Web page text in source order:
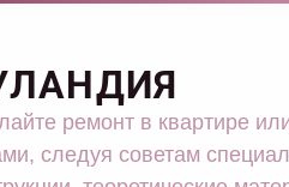
ремонт в квартире
следуя советам